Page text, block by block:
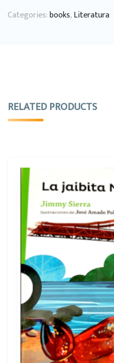
Categories:books,Literatura
RELATED PRODUCTS